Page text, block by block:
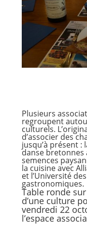
Plusieurs
regroupent
culturels.
d’associer des
jusqu’à présent :
danse bretonnes
semences
la cuisine avec
et l’Université
gastronomiques.
Table ronde
d’une culture
vendredi 22
l’espace